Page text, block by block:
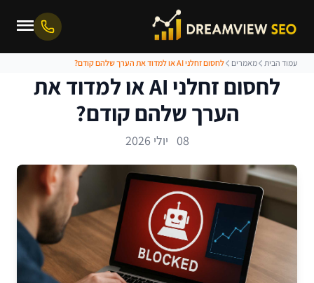
עמוד הבית מאמרים לחסום זחלני AI או למדוד את הערך שלהם קודם?
לחסום זחלני AI או למדוד את
הערך שלהם קודם?
08 יולי 2026